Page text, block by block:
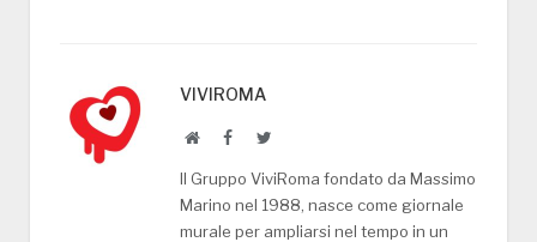
VIVIROMA
WebsiteFacebookTwitter
Il Gruppo ViviRoma fondato da Massimo
Marino nel 1988, nasce come giornale
murale per ampliarsi nel tempo in un